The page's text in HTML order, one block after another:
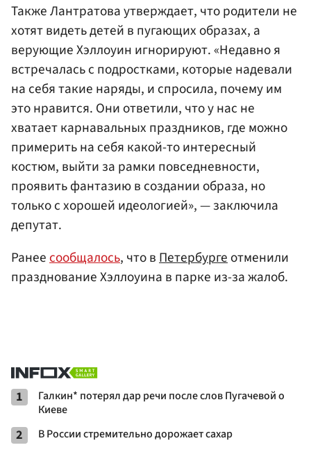
Также Лантратова утверждает, что родители не
хотят видеть детей в пугающих образах, а
верующие Хэллоуин игнорируют. «Недавно я
встречалась с подростками, которые надевали
на себя такие наряды, и спросила, почему им
это нравится. Они ответили, что у нас не
хватает карнавальных праздников, где можно
примерить на себя какой-то интересный
костюм, выйти за рамки повседневности,
проявить фантазию в создании образа, но
только с хорошей идеологией», — заключила
депутат.
Ранеесообщалось, что вПетербургеотменили
празднование Хэллоуина в парке из-за жалоб.
1
Галкин* потерял дар речи после слов Пугачевой о
Киеве
2 В России стремительно дорожает сахар